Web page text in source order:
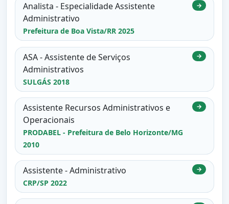
Analista - Especialidade Assistente
Administrativo
Prefeitura de Boa Vista/RR 2025
→
ASA - Assistente de Serviços
Administrativos
SULGÁS 2018
→
Assistente Recursos Administrativos e
Operacionais
PRODABEL - Prefeitura de Belo Horizonte/MG
2010
→
Assistente - Administrativo
CRP/SP 2022
→